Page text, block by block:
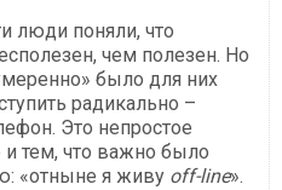
люди поняли, что
чем полезен. Но
было для них
радикально –
Это непростое
тем, что важно было
«отныне я живу off-line».